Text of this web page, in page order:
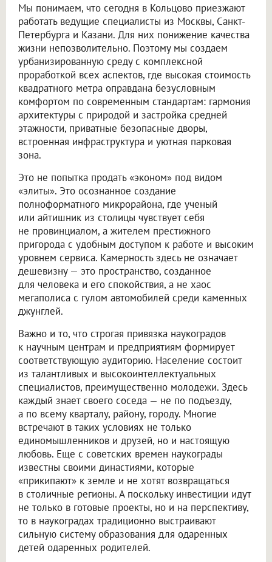
Мы понимаем, что сегодня в Кольцово приезжают
работать ведущие специалисты из Москвы, Санкт-
Петербурга и Казани. Для них понижение качества
жизни непозволительно. Поэтому мы создаем
урбанизированную среду с комплексной
проработкой всех аспектов, где высокая стоимость
квадратного метра оправдана безусловным
комфортом по современным стандартам: гармония
архитектуры с природой и застройка средней
этажности, приватные безопасные дворы,
встроенная инфраструктура и уютная парковая
зона.
Это не попытка продать «эконом» под видом
«элиты». Это осознанное создание
полноформатного микрорайона, где ученый
или айтишник из столицы чувствует себя
не провинциалом, а жителем престижного
пригорода с удобным доступом к работе и высоким
уровнем сервиса. Камерность здесь не означает
дешевизну — это пространство, созданное
для человека и его спокойствия, а не хаос
мегаполиса с гулом автомобилей среди каменных
джунглей.
Важно и то, что строгая привязка наукоградов
к научным центрам и предприятиям формирует
соответствующую аудиторию. Население состоит
из талантливых и высокоинтеллектуальных
специалистов, преимущественно молодежи. Здесь
каждый знает своего соседа — не по подъезду,
а по всему кварталу, району, городу. Многие
встречают в таких условиях не только
единомышленников и друзей, но и настоящую
любовь. Еще с советских времен наукограды
известны своими династиями, которые
«прикипают» к земле и не хотят возвращаться
в столичные регионы. А поскольку инвестиции идут
не только в готовые проекты, но и на перспективу,
то в наукоградах традиционно выстраивают
сильную систему образования для одаренных
детей одаренных родителей.